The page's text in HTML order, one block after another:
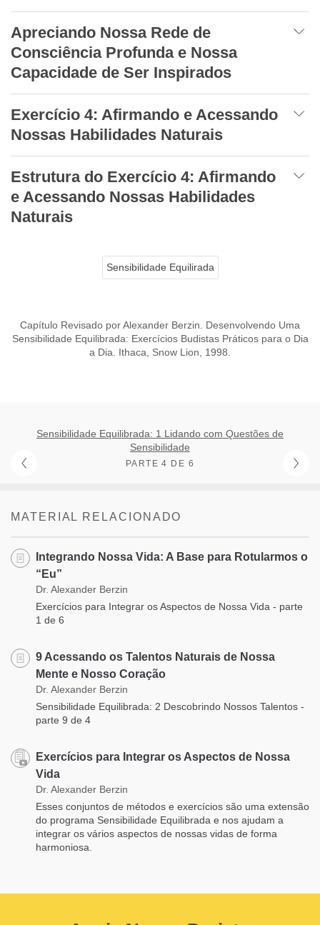
Apreciando Nossa Rede de
Consciência Profunda e Nossa
Capacidade de Ser Inspirados
Exercício 4: Afirmando e Acessando
Nossas Habilidades Naturais
Estrutura do Exercício 4: Afirmando
e Acessando Nossas Habilidades
Naturais
Sensibilidade Equilirada
Capítulo Revisado por Alexander Berzin. Desenvolvendo Uma
Sensibilidade Equilibrada: Exercícios Budistas Práticos para o Dia
a Dia. Ithaca, Snow Lion, 1998.
Sensibilidade Equilibrada: 1 Lidando com Questões de
Sensibilidade
PARTE 4 DE 6
MATERIAL RELACIONADO
Integrando Nossa Vida: A Base para Rotularmos o
“Eu”
Dr. Alexander Berzin
Exercícios para Integrar os Aspectos de Nossa Vida - parte
1 de 6
9 Acessando os Talentos Naturais de Nossa
Mente e Nosso Coração
Dr. Alexander Berzin
Sensibilidade Equilibrada: 2 Descobrindo Nossos Talentos -
parte 9 de 4
Exercícios para Integrar os Aspectos de Nossa
Vida
Dr. Alexander Berzin
Esses conjuntos de métodos e exercícios são uma extensão
do programa Sensibilidade Equilibrada e nos ajudam a
integrar os vários aspectos de nossas vidas de forma
harmoniosa.